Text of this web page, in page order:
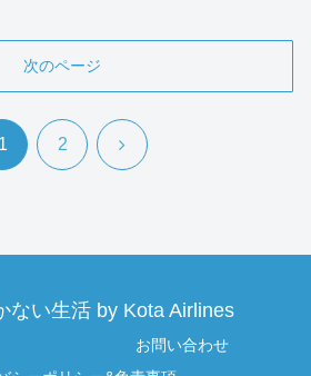
次のページ
1 2 次
ない生活 by Kota Airlines
お問い合わせ